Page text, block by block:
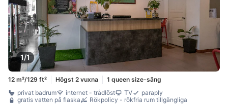
1/1
12 m²/129 ft² Högst 2 vuxna
1 queen size-säng
privat badrum
internet - trådlöst TV
paraply
gratis vatten på flaska
Rökpolicy - rökfria rum tillgängliga